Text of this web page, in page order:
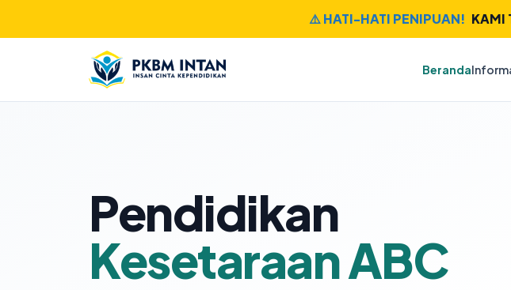
⚠️ HATI-HATI PENIPUAN! KAMI
Beranda
Pendidikan
Kesetaraan ABC